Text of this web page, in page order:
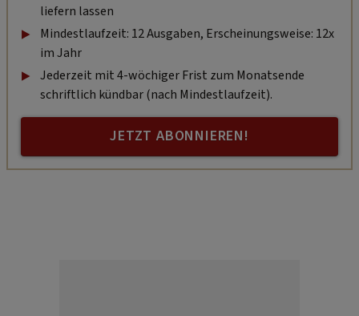
liefern lassen
Mindestlaufzeit: 12 Ausgaben, Erscheinungsweise: 12x
im Jahr
Jederzeit mit 4-wöchiger Frist zum Monatsende
schriftlich kündbar (nach Mindestlaufzeit).
JETZT ABONNIEREN!